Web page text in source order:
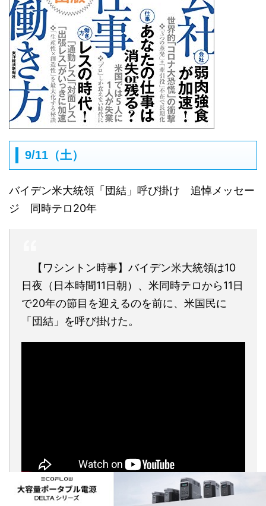
9/11（土）
バイデン米大統領「団結」呼び掛け 追悼メッセー
ジ 同時テロ20年
【ワシントン時事】バイデン米大統領は10
日夜（日本時間11日朝）、米同時テロから11日
で20年の節目を迎えるのを前に、米国民に
「団結」を呼び掛けた。